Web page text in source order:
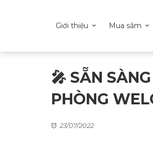
Giới thiệu Mua sắm
🎤 SẴN
PHÒNG
23/07/2022